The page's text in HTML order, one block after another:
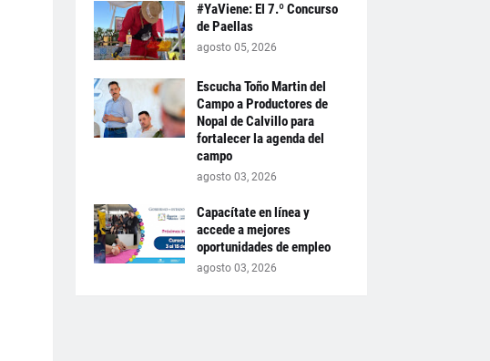
#YaViene: El 7.º Concurso
de Paellas
agosto 05, 2026
Escucha Toño Martin del
Campo a Productores de
Nopal de Calvillo para
fortalecer la agenda del
campo
agosto 03, 2026
Capacítate en línea y
accede a mejores
oportunidades de empleo
agosto 03, 2026